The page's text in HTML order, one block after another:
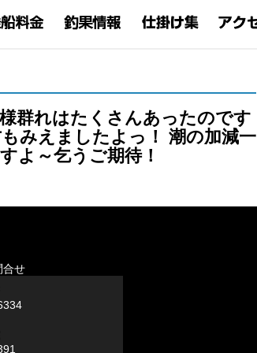
群れはたくさんあったのです
みえましたよっ！ 潮の加減一
よ～乞うご期待！
合せ